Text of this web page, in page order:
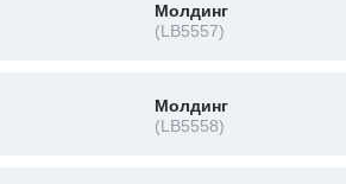
Молдинг
(LB5557)
Молдинг
(LB5558)